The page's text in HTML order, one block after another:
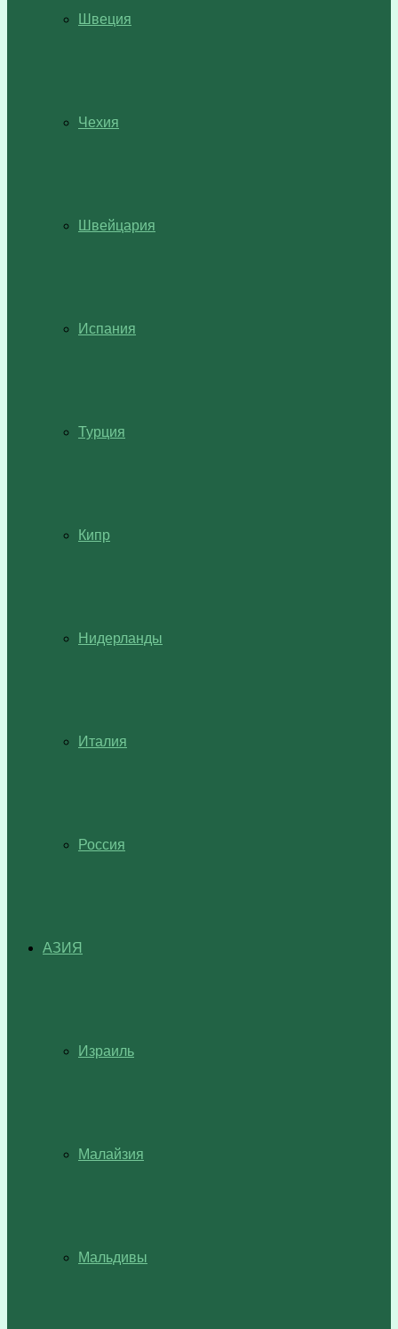
Швеция
Чехия
Швейцария
Испания
Турция
Кипр
Нидерланды
Италия
Россия
АЗИЯ
Израиль
Малайзия
Мальдивы